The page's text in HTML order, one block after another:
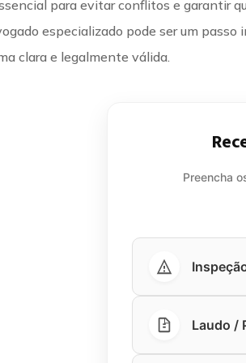
para evitar conflitos e garantir
especializado pode ser um
clara e legalmente válida.
Preencha
Laudo /